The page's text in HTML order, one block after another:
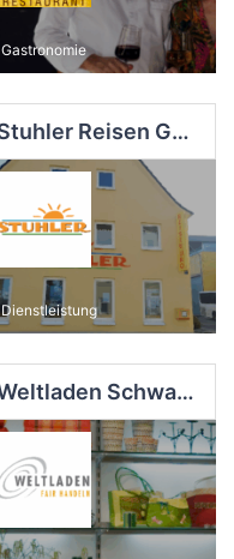
Gastronomie
Stuhler Reisen GmbH
Dienstleistung
Weltladen Schwabmünchen